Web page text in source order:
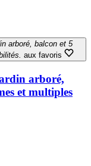
arboré, balcon et 5
aux favoris
arboré,
et multiples